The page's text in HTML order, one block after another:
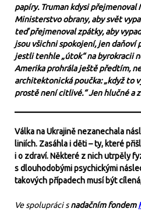
papíry. Truman kdysi přejmenoval
Ministerstvo obrany, aby svět
teď přejmenoval zpátky, aby
jsou všichni spokojení, jen daňoví
jestli tenhle „útok“ na byrokracii
Amerika prohrála ještě předtím,
architektonická poučka: „když to
prostě není citlivé.“ Jen hlučné a
Válka na Ukrajině nezanechala
liniích. Zasáhla i děti – ty, které
i o zdraví. Některé z nich utrpěly
s dlouhodobými psychickými
takových případech musí být
Ve spolupráci snadačním fondem